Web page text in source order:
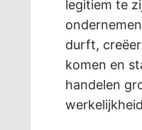
legitiem te
durft,
komen en
handelen